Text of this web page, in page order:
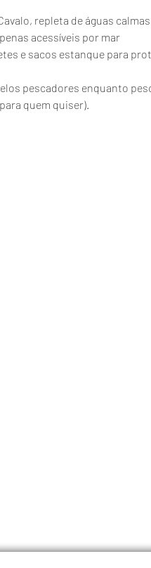
repleta de águas
acessíveis por mar
e sacos estanque para
pescadores enquanto
quem quiser).